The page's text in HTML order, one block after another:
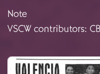
Note
VSCW contributors: